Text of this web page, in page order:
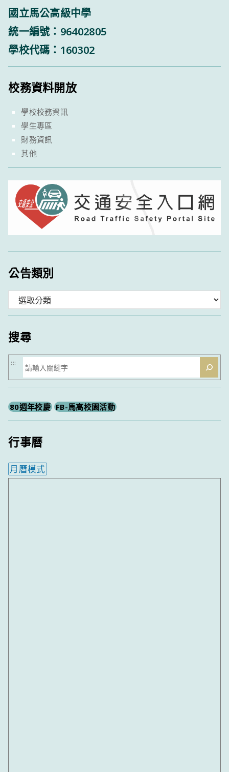
國立馬公高級中學
統一編號：96402805
學校代碼：160302
校務資料開放
學校校務資訊
學生專區
財務資訊
其他
公告類別
類
搜尋
搜
尋
:::
80週年校慶 FB-馬高校園活動
行事曆
月曆模式